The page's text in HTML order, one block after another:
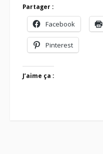
Partager :
Facebook
Pinterest
J’aime ça :